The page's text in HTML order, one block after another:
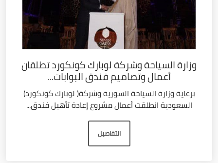
وزارة السياحة وشركة لوبارك كونكورد تطلقان
أعمال وتصاميم فندق البوابات...
برعاية وزارة السياحة السورية وشركة( لوبارك كونكورد)
السعودية انطلقت أعمال مشروع إعادة تأهيل فندق...
التفاصيل